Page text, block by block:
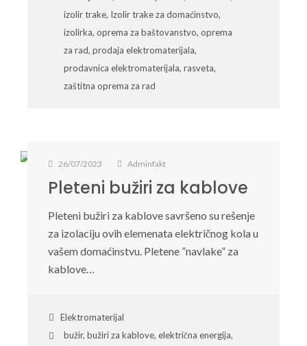
izolir trake, Izolir trake za domaćinstvo,
izolirka, oprema za baštovanstvo, oprema
za rad, prodaja elektromaterijala,
prodavnica elektromaterijala, rasveta,
zaštitna oprema za rad
26/07/2023 Adminfakt
Pleteni bužiri za kablove
Pleteni bužiri za kablove savršeno su rešenje
za izolaciju ovih elemenata električnog kola u
vašem domaćinstvu. Pletene ”navlake” za
kablove…
Elektromaterijal
bužir, bužiri za kablove, električna energija,